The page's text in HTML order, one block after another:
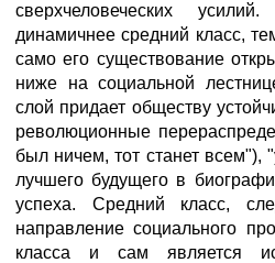
сверхчеловеческих
динамичнее средний класс,
само его существование
ниже на социальной
слой придает обществу
революционные
был ничем, тот станет всем"),
лучшего будущего в
успеха. Средний класс,
направление социального
класса и сам является